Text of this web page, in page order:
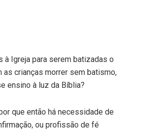
à Igreja para serem batizadas o
crianças morrer sem batismo,
ensino à luz da Bíblia?
que então há necessidade de
ou profissão de fé